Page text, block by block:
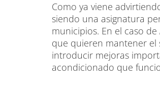
Como ya viene
siendo una asignatura
municipios. En el caso
que quieren mantener el
introducir mejoras
acondicionado que